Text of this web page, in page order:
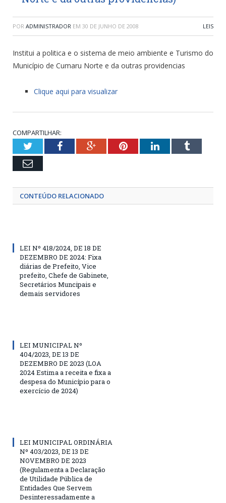
POR ADMINISTRADOR EM 30 DE JUNHO DE 2008 LEIS
Institui a politica e o sistema de meio ambiente e Turismo do
Município de Cumaru Norte e da outras providencias
Clique aqui para visualizar
COMPARTILHAR:
TwitterFacebookGoogle+PinterestLinkedInTumblr
Email
CONTEÚDO RELACIONADO
LEI Nº 418/2024, DE 18 DE
DEZEMBRO DE 2024: Fixa
diárias de Prefeito, Vice
prefeito, Chefe de Gabinete,
Secretários Muncipais e
demais servidores
LEI MUNICIPAL Nº
404/2023, DE 13 DE
DEZEMBRO DE 2023 (LOA
2024 Estima a receita e fixa a
despesa do Município para o
exercício de 2024)
LEI MUNICIPAL ORDINÁRIA
Nº 403/2023, DE 13 DE
NOVEMBRO DE 2023
(Regulamenta a Declaração
de Utilidade Pública de
Entidades Que Servem
Desinteressadamente a